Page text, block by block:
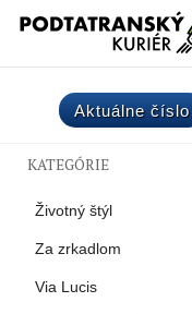
Aktuálne číslo
KATEGÓRIE
Životný štýl
Za zrkadlom
Via Lucis